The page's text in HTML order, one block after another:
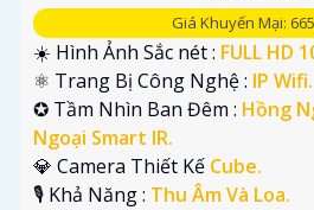
Giá Khuyến Mại:
☀️ Hình Ảnh Sắc nét : FULL HD
⚛️ Trang Bị Công Nghệ : IP Wifi.
✪ Tầm Nhìn Ban Đêm : Hồng
Ngoại Smart IR.
💎 Camera Thiết Kế Cube.
️🎙 Khả Năng : Thu Âm Và Loa.